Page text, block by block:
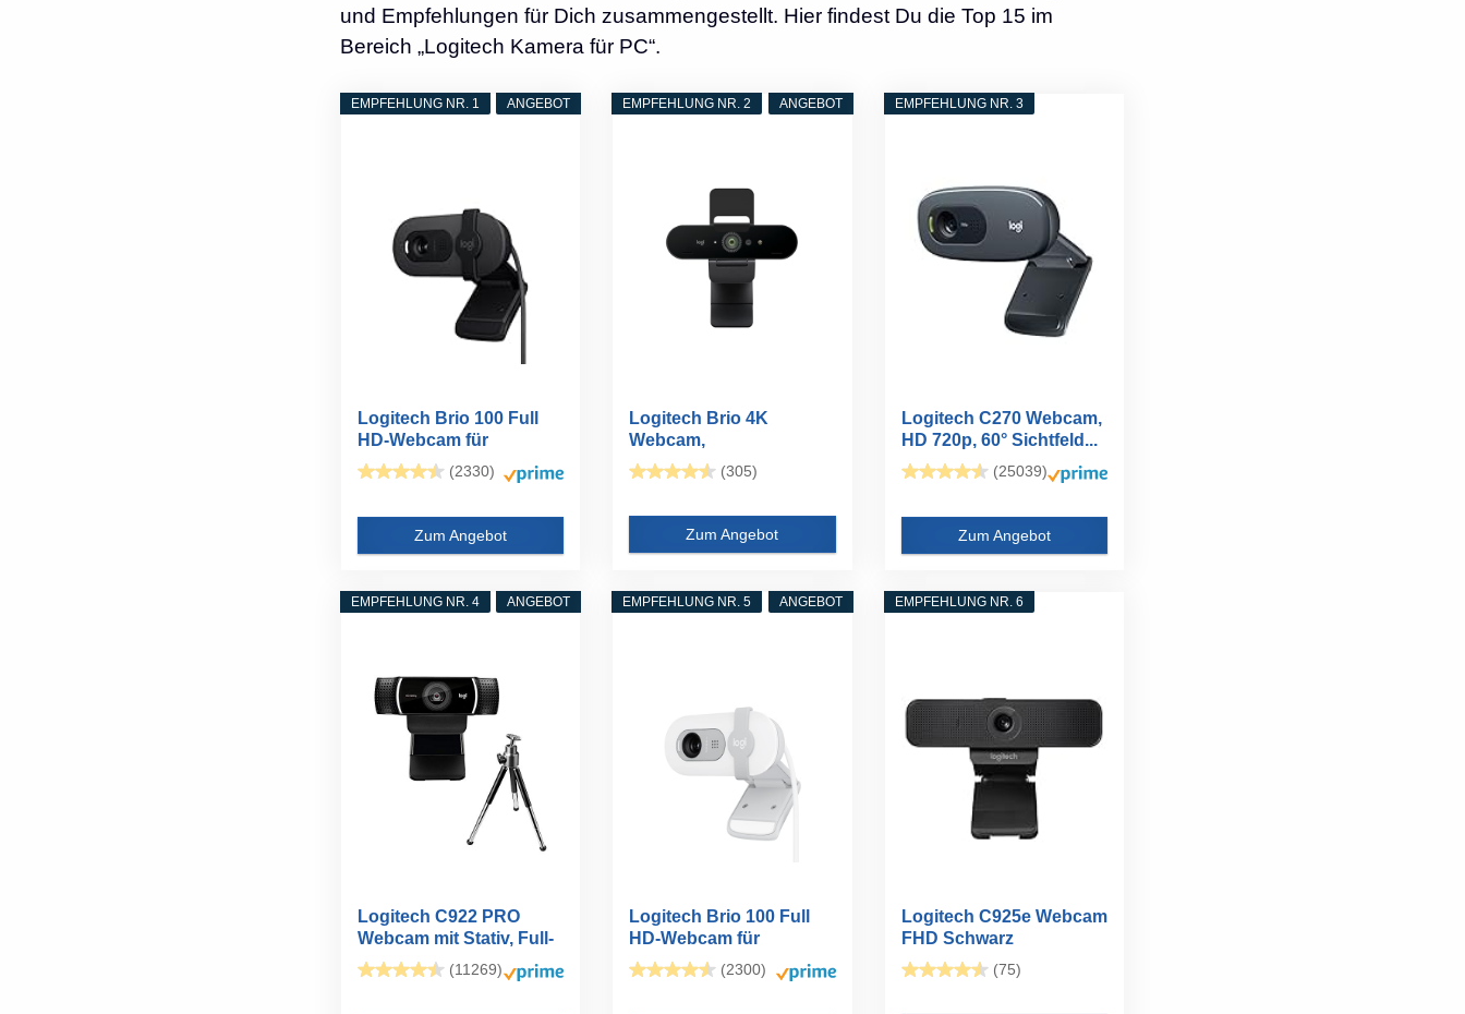
und Empfehlungen für Dich zusammengestellt. Hier findest Du die Top 15 im
Bereich „Logitech Kamera für PC“.
ANGEBOT
EMPFEHLUNG NR. 1
Logitech Brio 100 Full
HD-Webcam für
Meetings und...
(2330)
Zum Angebot
ANGEBOT
EMPFEHLUNG NR. 2
Logitech Brio 4K
Webcam,
Videogespräche,
Mikrofon...
(305)
Zum Angebot
EMPFEHLUNG NR. 3
Logitech C270 Webcam,
HD 720p, 60° Sichtfeld...
(25039)
Zum Angebot
ANGEBOT
EMPFEHLUNG NR. 4
Logitech C922 PRO
Webcam mit Stativ, Full-
HD...
(11269)
ANGEBOT
EMPFEHLUNG NR. 5
Logitech Brio 100 Full
HD-Webcam für
Meetings und...
(2300)
EMPFEHLUNG NR. 6
Logitech C925e Webcam
FHD Schwarz
(75)